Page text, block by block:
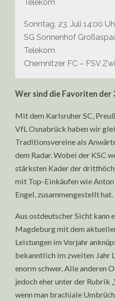
Telekom
Sonntag, 23. Juli 14:00
SG Sonnenhof
Telekom
Chemnitzer FC – FSV
Wer sind die Favoriten der
Mit dem Karlsruher SC,
VfL Osnabrück haben wir
Traditionsvereine als
dem Radar. Wobei der KSC
stärksten Kader der
mit Top-Einkäufen wie
Engel, zusammengestellt hat.
Aus ostdeutscher Sicht kann
Magdeburg mit dem
Leistungen im Vorjahr
bekanntlich im zweiten Jahr
enorm schwer. Alle anderen
jedoch eher unter der Rubrik
wenn man brachiale